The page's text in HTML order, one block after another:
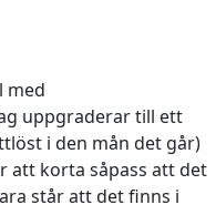
med
uppgraderar till ett
i den mån det går)
att korta såpass att det
står att det finns i